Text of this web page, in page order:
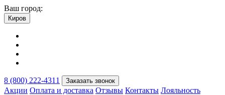
Ваш город:
Киров
8 (800) 222-4311 Заказать звонок
Акции Оплата и доставка Отзывы Контакты Лояльность